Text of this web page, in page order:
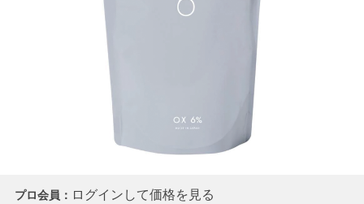
プロ会員： ログインして価格を見る